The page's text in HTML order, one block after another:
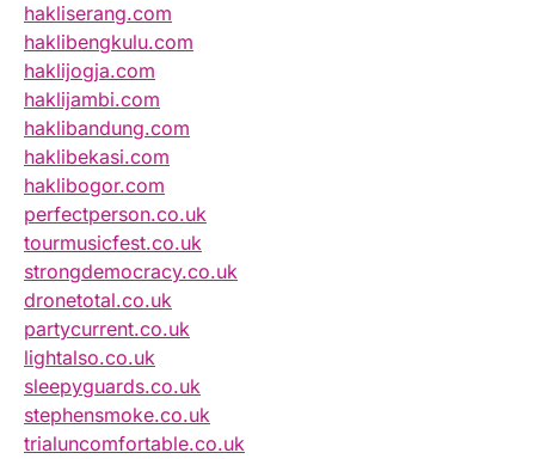
hakliserang.com
haklibengkulu.com
haklijogja.com
haklijambi.com
haklibandung.com
haklibekasi.com
haklibogor.com
perfectperson.co.uk
tourmusicfest.co.uk
strongdemocracy.co.uk
dronetotal.co.uk
partycurrent.co.uk
lightalso.co.uk
sleepyguards.co.uk
stephensmoke.co.uk
trialuncomfortable.co.uk